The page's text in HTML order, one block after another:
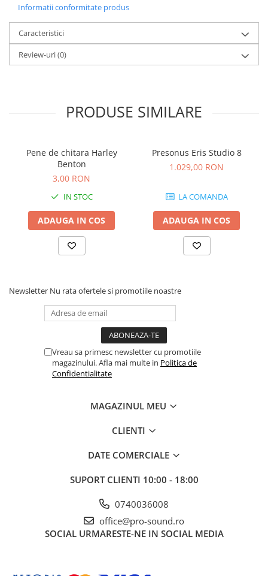
Interfete audio
Interfete MIDI si Cabluri Midi-USB
Microfoane de studio
Monitoare de studio
Recordere portabile
Sintetizatoare
Standuri si stative de monitoare
Subwoofere de studio
Tratament acustic
Lumini si efecte
Accesorii pentru lumini
Case-uri de lumini
Comenzi si controllere
Ecrane LED
Masini de fum si ceata
Instrumente Muzicale
Instrumente cu arcus
Informatii conformitate produs
Caracteristici
Review-uri(0)
PRODUSE SIMILARE
Pene de chitara Harley
Benton
3,00 RON
IN STOC
ADAUGA IN COS
Presonus Eris Studio 8
1.029,00 RON
LA COMANDA
ADAUGA IN COS
Newsletter Nu rata ofertele si promotiile noastre
Vreau sa primesc newsletter cu promotiile
magazinului. Afla mai multe in Politica de
Confidentialitate
MAGAZINUL MEU
CLIENTI
DATE COMERCIALE
SUPORT CLIENTI 10:00 - 18:00
0740036008
office@pro-sound.ro
SOCIAL URMARESTE-NE IN SOCIAL MEDIA